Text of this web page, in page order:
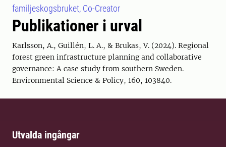
familjeskogsbruket, Co-Creator
Publikationer i urval
Karlsson, A., Guillén, L. A., & Brukas, V. (2024). Regional
forest green infrastructure planning and collaborative
governance: A case study from southern Sweden.
Environmental Science & Policy, 160, 103840.
Utvalda ingångar